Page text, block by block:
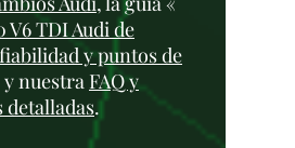
V6 TDI Audi de
y puntos de
y nuestra FAQ y
detalladas.